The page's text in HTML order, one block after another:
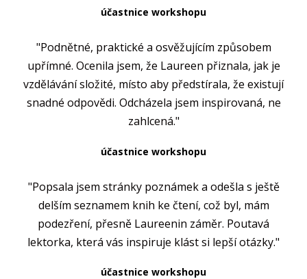
účastnice workshopu
"Podnětné, praktické a osvěžujícím způsobem
upřímné. Ocenila jsem, že Laureen přiznala, jak je
vzdělávání složité, místo aby předstírala, že existují
snadné odpovědi. Odcházela jsem inspirovaná, ne
zahlcená."
účastnice workshopu
"Popsala jsem stránky poznámek a odešla s ještě
delším seznamem knih ke čtení, což byl, mám
podezření, přesně Laureenin záměr. Poutavá
lektorka, která vás inspiruje klást si lepší otázky."
účastnice workshopu